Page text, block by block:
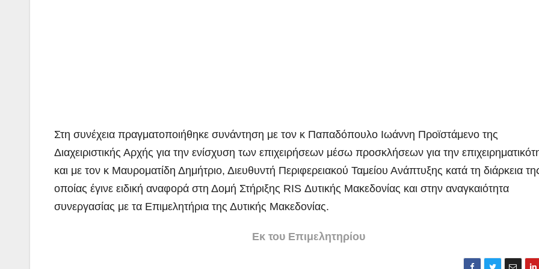
Στη συνέχεια πραγματοποιήθηκε συνάντηση με τον κ Παπαδόπουλο Ιωάννη Προϊστάμενο της
Διαχειριστικής Αρχής για την ενίσχυση των επιχειρήσεων μέσω προσκλήσεων για την
και με τον κ Μαυροματίδη Δημήτριο, Διευθυντή Περιφερειακού Ταμείου Ανάπτυξης κατά τη διάρκεια
οποίας έγινε ειδική αναφορά στη Δομή Στήριξης RIS Δυτικής Μακεδονίας και στην αναγκαιότητα
συνεργασίας με τα Επιμελητήρια της Δυτικής Μακεδονίας.
Εκ του Επιμελητηρίου